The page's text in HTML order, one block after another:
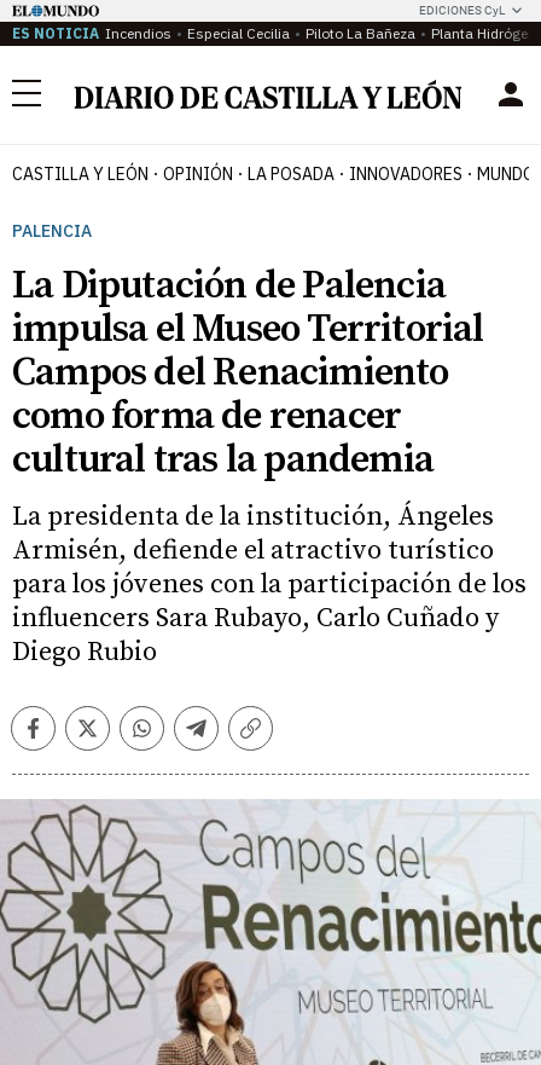
EDICIONES CyL
ES NOTICIA Incendios Especial Cecilia Piloto La Bañeza Planta
Menú
CASTILLA Y LEÓN OPINIÓN LA POSADA INNOVADORES MUNDO
PALENCIA
La Diputación de Palencia
impulsa el Museo Territorial
Campos del Renacimiento
como forma de renacer
cultural tras la pandemia
La presidenta de la institución, Ángeles
Armisén, defiende el atractivo turístico
para los jóvenes con la participación de los
influencers Sara Rubayo, Carlo Cuñado y
Diego Rubio
FacebookTwitterWhatsappTelegramCopiar